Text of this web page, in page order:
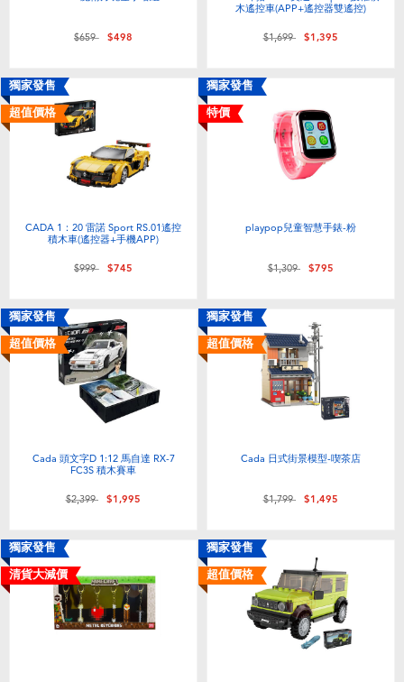
價格從
$659至$498
木遙控車(APP+遙控器雙遙控)
價格從
$1,699至$1,395
獨家發售
超值價格
CADA 1：20 雷諾 Sport RS.01遙控
積木車(遙控器+手機APP)
價格從
$999至$745
獨家發售
特價
playpop兒童智慧手錶-粉
價格從
$1,309至$795
獨家發售
超值價格
Cada 頭文字D 1:12 馬自達 RX-7
FC3S 積木賽車
價格從
$2,399至$1,995
獨家發售
超值價格
Cada 日式街景模型-喫茶店
價格從
$1,799至$1,495
獨家發售
清貨大減價
獨家發售
超值價格